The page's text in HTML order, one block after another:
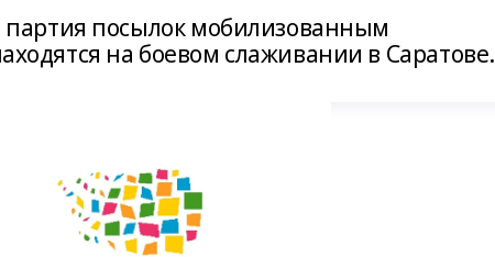
партия посылок мобилизованным
на боевом слаживании в Саратове.